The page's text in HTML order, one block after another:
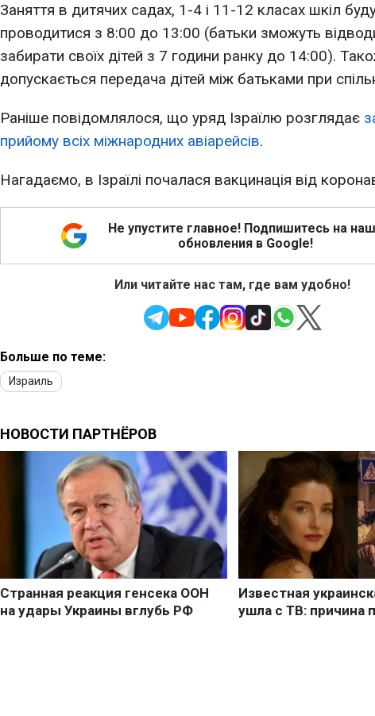
Заняття в дитячих садах, 1-4 і 11-12 класах шкіл
проводитися з 8:00 до 13:00 (батьки зможуть
забирати своїх дітей з 7 години ранку до 14:00).
допускається передача дітей між батьками при
Раніше повідомлялося, що уряд Ізраїлю розглядає
прийому всіх міжнародних авіарейсів.
Нагадаємо, в Ізраїлі почалася вакцинація від
Не упустите главное! Подпишитесь на
обновления в Google!
Или читайте нас там, где вам удобно!
Больше по теме:
Израиль